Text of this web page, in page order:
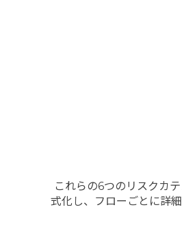
これらの6つのリスクカ
式化し、フローごとに詳